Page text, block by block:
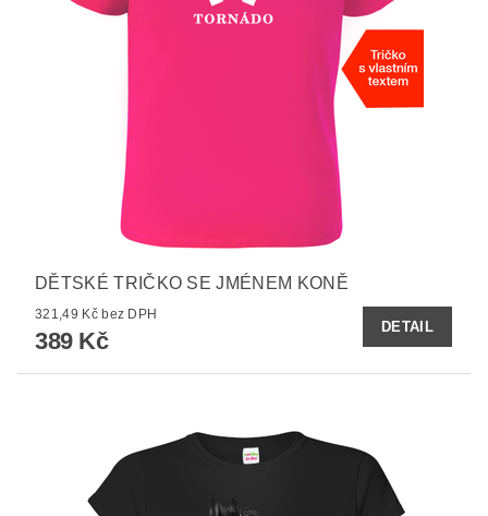
DĚTSKÉ TRIČKO SE JMÉNEM KONĚ
321,49 Kč bez DPH
389 Kč
DETAIL